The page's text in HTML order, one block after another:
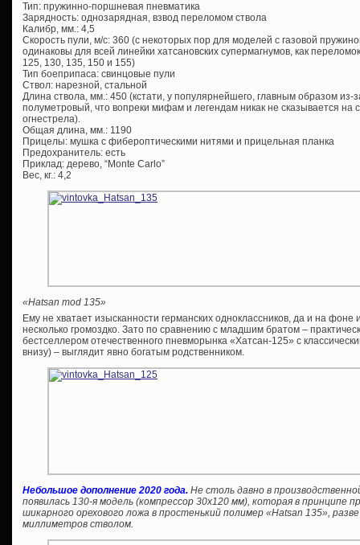
Тип: пружинно-поршневая пневматика
Зарядность: однозарядная, взвод переломом ствола
Калибр, мм.: 4,5
Скорость пули, м/с: 360 (с некоторых пор для моделей с газовой
одинаковы для всей линейки хатсановских супермагнумов, как
125, 130, 135, 150 и 155)
Тип боеприпаса: свинцовые пули
Ствол: нарезной, стальной
Длина ствола, мм.: 450 (кстати, у популярнейшего, главным образом из-
полуметровый, что вопреки мифам и легендам никак не сказывается на
огнестрела).
Общая длина, мм.: 1190
Прицелы: мушка с фибероптическими нитями и прицельная планка
Предохранитель: есть
Приклад: дерево, “Monte Carlo”
Вес, кг.: 4,2
«Hatsan mod 135»
Ему не хватает изысканности германских одноклассников, да и на фоне
несколько громоздко. Зато по сравнению с младшим братом –
бестселлером отечественного пневморынка «Хатсан-125» с
внизу) – выглядит явно богатым родственником.
Небольшое дополнение 2020 года. Не столь давно в
появилась 130-я модель (компрессор 30х120 мм), которая в принципе
шикарного орехового ложа в простенький полимер «Hatsan 135»,
миллиметров стволом.